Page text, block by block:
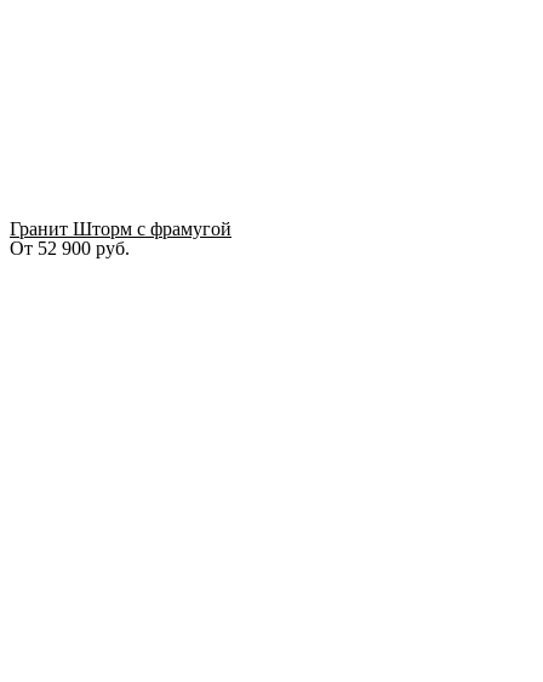
Гранит Шторм с фрамугой
От 52 900 руб.